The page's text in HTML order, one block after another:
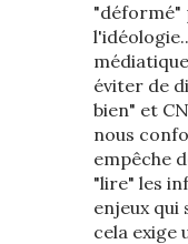
"déformé"
éviter de
bien" et
nous
empêche
"lire" les
enjeux qui
cela